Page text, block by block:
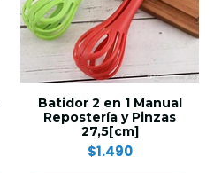
Batidor 2 en 1 Manual
Repostería y Pinzas
27,5[cm]
$1.490